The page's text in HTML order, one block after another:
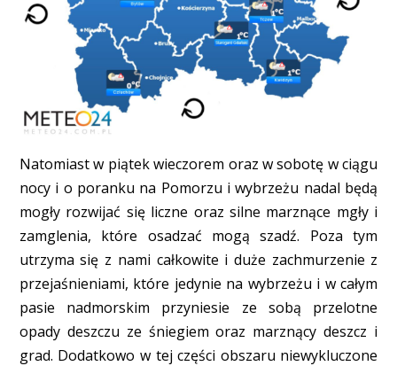
Natomiast w piątek wieczorem oraz w sobotę w ciągu
nocy i o poranku na Pomorzu i wybrzeżu nadal będą
mogły rozwijać się liczne oraz silne marznące mgły i
zamglenia, które osadzać mogą szadź. Poza tym
utrzyma się z nami całkowite i duże zachmurzenie z
przejaśnieniami, które jedynie na wybrzeżu i w całym
pasie nadmorskim przyniesie ze sobą przelotne
opady deszczu ze śniegiem oraz marznący deszcz i
grad. Dodatkowo w tej części obszaru niewykluczone